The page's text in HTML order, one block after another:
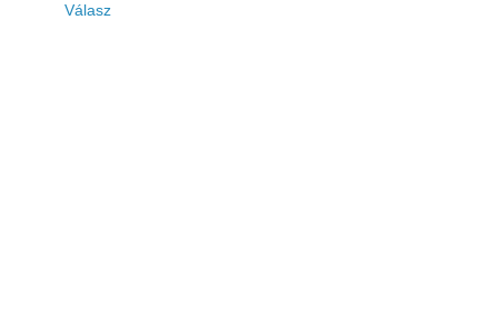
Válasz